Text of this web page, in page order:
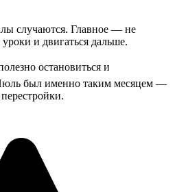
случаются. Главное — не
уроки и двигаться дальше.
остановиться и
был именно таким месяцем —